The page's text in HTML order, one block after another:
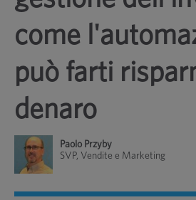
come
può farti
denaro
Paolo Przyby
SVP, Vendite e Marketing